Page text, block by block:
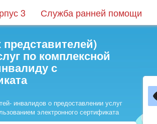
3 Служба ранней помощи
по комплексной
с
инвалидов о предоставлении услуг
электронного сертификата